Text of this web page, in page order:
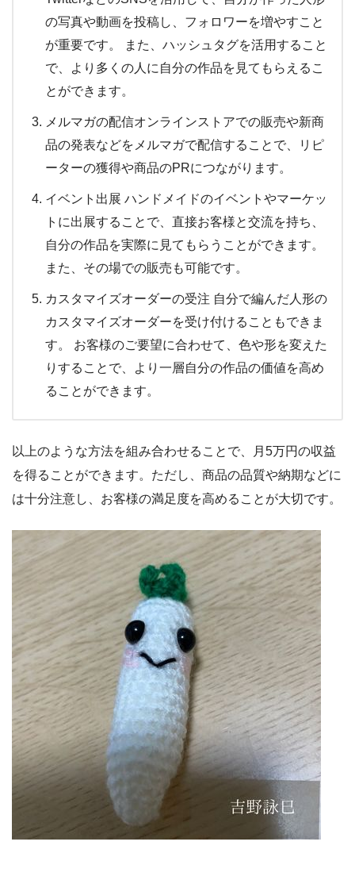
の写真や動画を投稿し、フォロワーを増やすこと
が重要です。 また、ハッシュタグを活用すること
で、より多くの人に自分の作品を見てもらえるこ
とができます。
メルマガの配信オンラインストアでの販売や新商
品の発表などをメルマガで配信することで、リピ
ーターの獲得や商品のPRにつながります。
イベント出展 ハンドメイドのイベントやマーケッ
トに出展することで、直接お客様と交流を持ち、
自分の作品を実際に見てもらうことができます。
また、その場での販売も可能です。
カスタマイズオーダーの受注 自分で編んだ人形の
カスタマイズオーダーを受け付けることもできま
す。 お客様のご要望に合わせて、色や形を変えた
りすることで、より一層自分の作品の価値を高め
ることができます。
以上のような方法を組み合わせることで、月5万円の収益
を得ることができます。ただし、商品の品質や納期などに
は十分注意し、お客様の満足度を高めることが大切です。